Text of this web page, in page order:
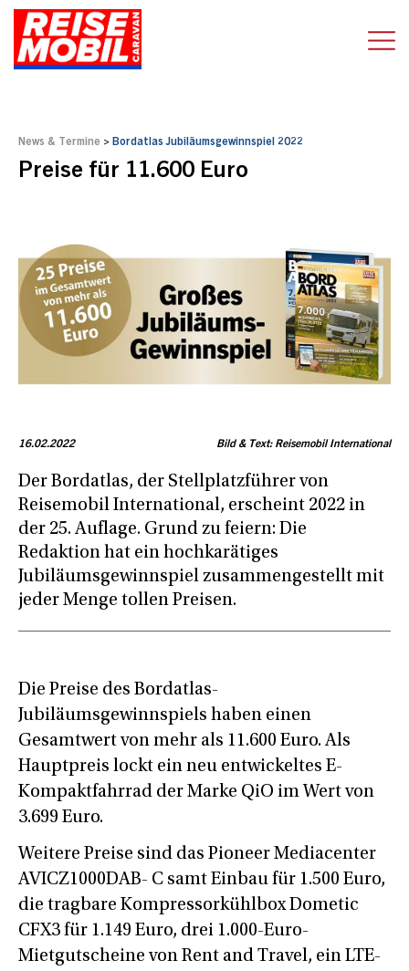
News & Termine > Bordatlas Jubiläumsgewinnspiel 2022
Preise für 11.600 Euro
16.02.2022 Bild & Text: Reisemobil International
Der Bordatlas, der Stellplatzführer von
Reisemobil International, erscheint 2022 in
der 25. Auflage. Grund zu feiern: Die
Redaktion hat ein hochkarätiges
Jubiläumsgewinnspiel zusammengestellt mit
jeder Menge tollen Preisen.
Die Preise des Bordatlas-
Jubiläumsgewinnspiels haben einen
Gesamtwert von mehr als 11.600 Euro. Als
Hauptpreis lockt ein neu entwickeltes E-
Kompaktfahrrad der Marke QiO im Wert von
3.699 Euro.
Weitere Preise sind das Pioneer Mediacenter
AVICZ1000DAB- C samt Einbau für 1.500 Euro,
die tragbare Kompressorkühlbox Dometic
CFX3 für 1.149 Euro, drei 1.000-Euro-
Mietgutscheine von Rent and Travel, ein LTE-